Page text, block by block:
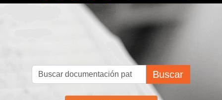
Buscar